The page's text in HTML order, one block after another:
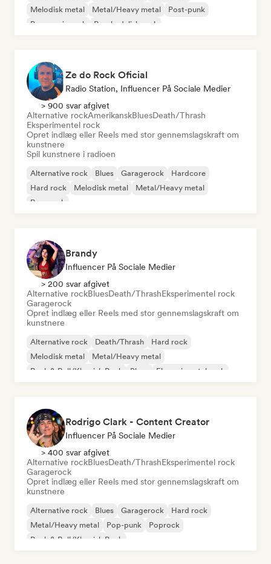
Melodisk metal
Metal/Heavy metal
Post-punk
Progressiv rock
Psychedelisk rock
Ze do Rock Oficial
Radio Station, Influencer På Sociale Medier
> 900 svar afgivet
Alternative rockAmerikanskBluesDeath/Thrash
Eksperimentel rock
Opret indlæg eller Reels med stor gennemslagskraft om
kunstnere
Spil kunstnere i radioen
Alternative rock Blues Garagerock
Hardcore
Hard rock
Melodisk metal
Metal/Heavy metal
Pop-punk
Brandy
Influencer På Sociale Medier
> 200 svar afgivet
Alternative rockBluesDeath/ThrashEksperimentel rock
Garagerock
Opret indlæg eller Reels med stor gennemslagskraft om
kunstnere
Alternative rock Death/Thrash
Hard rock
Melodisk metal
Metal/Heavy metal
Rock & Roll/Klassisk Rock
Blues Eksperimentel rock
Rodrigo Clark - Content Creator
Influencer På Sociale Medier
> 400 svar afgivet
Alternative rockBluesDeath/ThrashEksperimentel rock
Garagerock
Opret indlæg eller Reels med stor gennemslagskraft om
kunstnere
Alternative rock Blues Garagerock
Hard rock
Metal/Heavy metal
Pop-punk
Poprock
Rock & Roll/Klassisk Rock